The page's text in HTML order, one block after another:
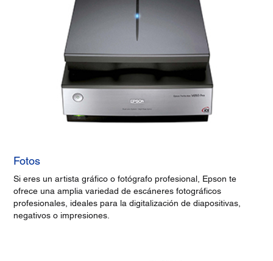
Fotos
Si eres un artista gráfico o fotógrafo profesional, Epson te
ofrece una amplia variedad de escáneres fotográficos
profesionales, ideales para la digitalización de diapositivas,
negativos o impresiones.